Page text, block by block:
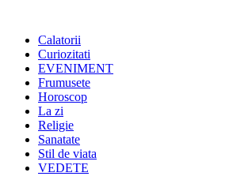
Calatorii
Curiozitati
EVENIMENT
Frumusete
Horoscop
La zi
Religie
Sanatate
Stil de viata
VEDETE